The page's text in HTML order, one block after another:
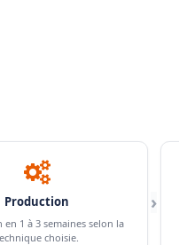
Production
1 à 3 semaines selon la
choisie.
›